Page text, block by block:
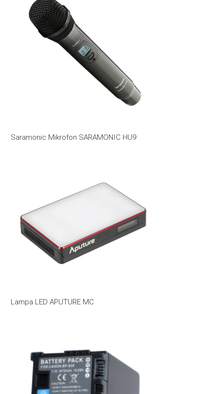
Saramonic Mikrofon SARAMONIC HU9
Lampa LED APUTURE MC